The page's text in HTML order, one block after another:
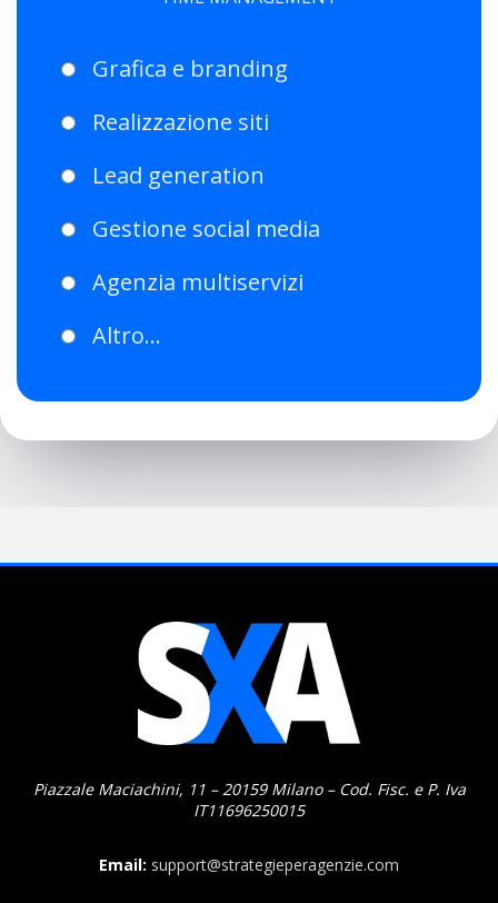
Grafica e branding
Realizzazione siti
Lead generation
Gestione social media
Agenzia multiservizi
Altro...
Piazzale Maciachini, 11 – 20159 Milano – Cod. Fisc. e P. Iva
IT11696250015
Email: support@strategieperagenzie.com